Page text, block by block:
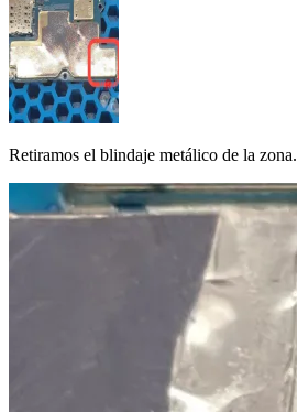
Retiramos el blindaje metálico de la zona.